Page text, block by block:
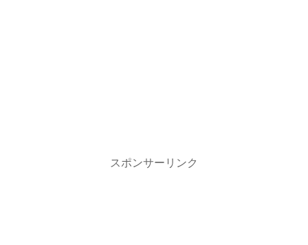
スポンサーリンク